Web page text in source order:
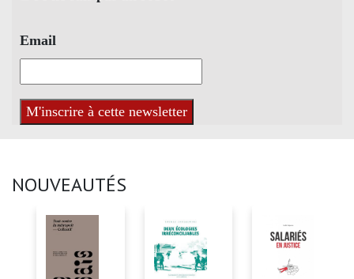
Email
NOUVEAUTÉS